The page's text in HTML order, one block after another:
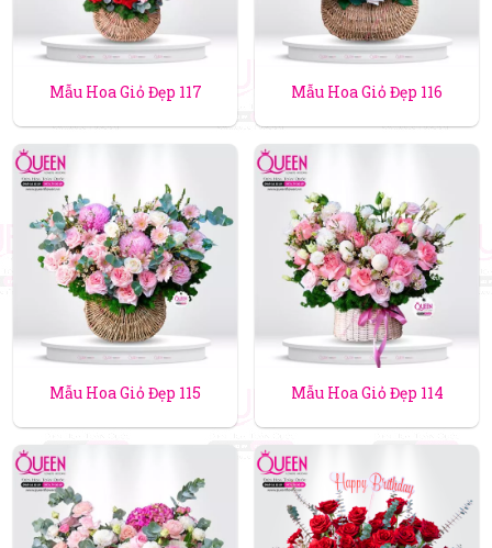
Mẫu Hoa Giỏ Đẹp 117 Mẫu Hoa Giỏ Đẹp 116
Mẫu Hoa Giỏ Đẹp 115 Mẫu Hoa Giỏ Đẹp 114